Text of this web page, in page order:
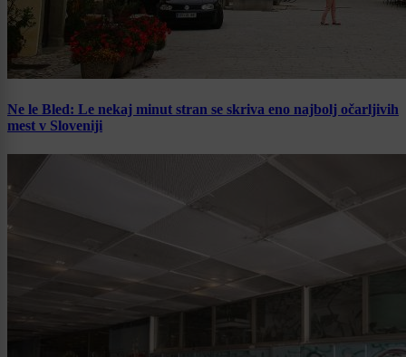
Ne le Bled: Le nekaj minut stran se skriva eno najbolj očarljivih
mest v Sloveniji